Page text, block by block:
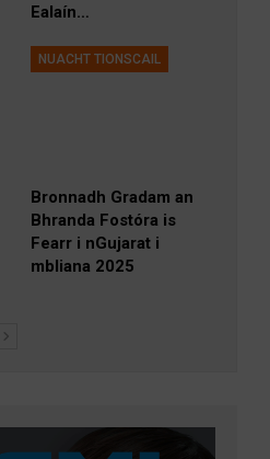
Ealaín…
NUACHT TIONSCAIL
Bronnadh Gradam an
Bhranda Fostóra is
Fearr i nGujarat i
mbliana 2025